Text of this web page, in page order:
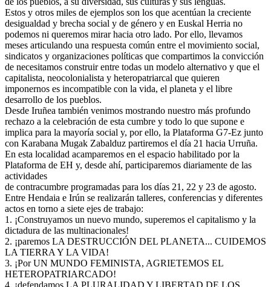
Estos y otros miles de ejemplos son los que acentúan la creciente
desigualdad y brecha social y de género y en Euskal Herria no
podemos ni queremos mirar hacia otro lado. Por ello, llevamos
meses articulando una respuesta común entre el movimiento social,
sindicatos y organizaciones políticas que compartimos la convicción
de necesitamos construir entre todas un modelo alternativo y que el
capitalista, neocolonialista y heteropatriarcal que quieren
imponernos es incompatible con la vida, el planeta y el libre
desarrollo de los pueblos.
Desde Iruñea también venimos mostrando nuestro más profundo
rechazo a la celebración de esta cumbre y todo lo que supone e
implica para la mayoría social y, por ello, la Plataforma G7-Ez junto
con Karabana Mugak Zabalduz partiremos el día 21 hacia Urruña.
En esta localidad acamparemos en el espacio habilitado por la
Plataforma de EH y, desde ahí, participaremos diariamente de las
actividades
de contracumbre programadas para los días 21, 22 y 23 de agosto.
Entre Hendaia e Irún se realizarán talleres, conferencias y diferentes
actos en torno a siete ejes de trabajo:
1. ¡Construyamos un nuevo mundo, superemos el capitalismo y la
dictadura de las multinacionales!
2. ¡paremos LA DESTRUCCIÓN DEL PLANETA... CUIDEMOS
LA TIERRA Y LA VIDA!
3. ¡Por UN MUNDO FEMINISTA, AGRIETEMOS EL
HETEROPATRIARCADO!
4. ¡defendamos LA PLURALIDAD Y LIBERTAD DE LOS